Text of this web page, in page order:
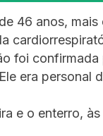
46 anos,
foi
era personal
e o enterro,